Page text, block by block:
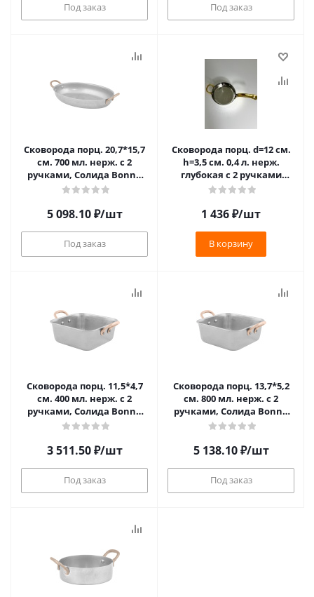
Под заказ Под заказ
Сковорода порц. 20,7*15,7
см. 700 мл. нерж. с 2
ручками, Солида Bonna
/1/6/
5 098.10₽/шт
Под заказ
Сковорода порц. d=12 см.
h=3,5 см. 0,4 л. нерж.
глубокая с 2 ручками
латунь МГ (MG) (SMB01)
1 436₽/шт
В корзину
Сковорода порц. 11,5*4,7
см. 400 мл. нерж. с 2
ручками, Солида Bonna
/1/6/
3 511.50₽/шт
Под заказ
Сковорода порц. 13,7*5,2
см. 800 мл. нерж. с 2
ручками, Солида Bonna
/1/6/
5 138.10₽/шт
Под заказ